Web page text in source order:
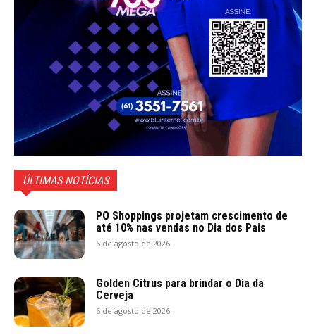
ÚLTIMAS NOTÍCIAS
PO Shoppings projetam crescimento de
até 10% nas vendas no Dia dos Pais
6 de agosto de 2026
Golden Citrus para brindar o Dia da
Cerveja
6 de agosto de 2026